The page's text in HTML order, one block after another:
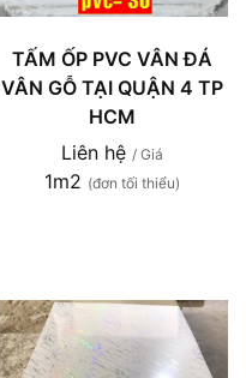
TẤM ỐP PVC VÂN ĐÁ
VÂN GỖ TẠI QUẬN 4 TP
HCM
Liên hệ / Giá
1m2 (đơn tối thiểu)